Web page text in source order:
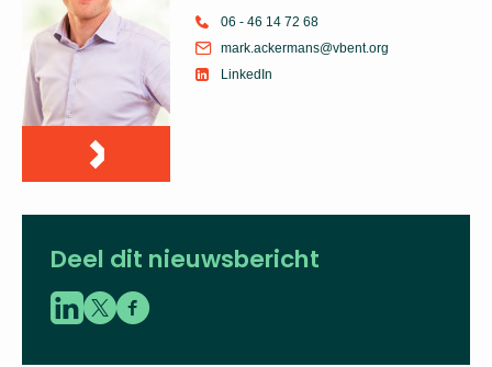
06 - 46 14 72 68
mark.ackermans@vbent.org
LinkedIn
Deel dit nieuwsbericht